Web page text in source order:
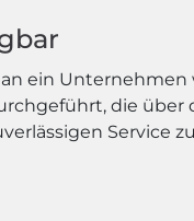
ein Unternehmen
die über
Service